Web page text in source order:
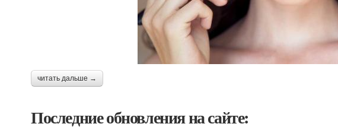
читать дальше →
Последние обновления на сайте: